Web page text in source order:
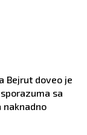
Bejrut doveo je
sa
naknadno